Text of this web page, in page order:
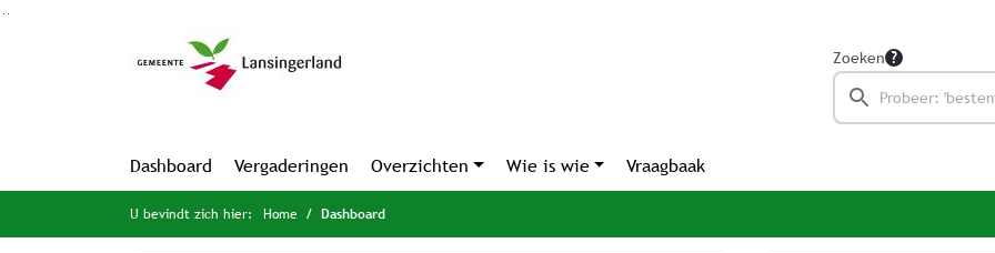
Zoeken
Dashboard Vergaderingen Overzichten Wie is wie Vraagbaak
U bevindt zich hier: Home Dashboard